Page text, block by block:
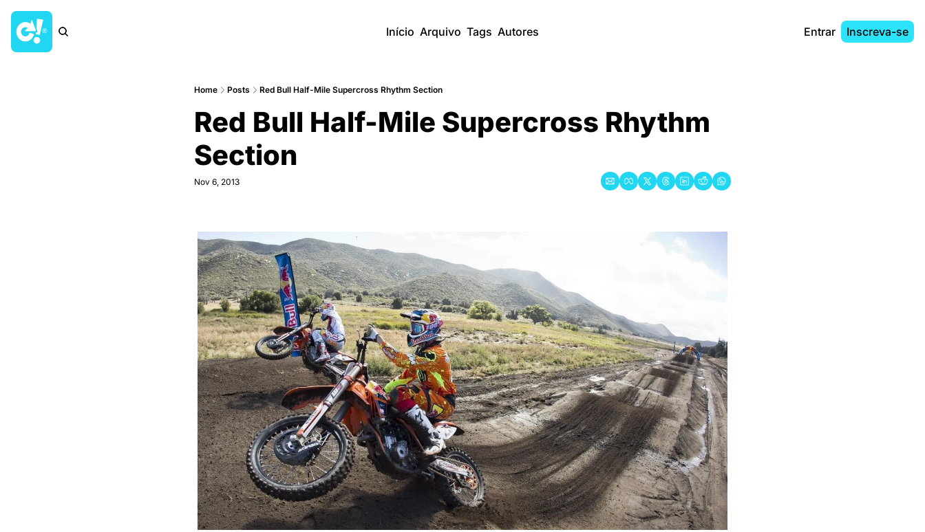
Início Arquivo Tags Autores Entrar Inscreva-se
Home Posts Red Bull Half-Mile Supercross Rhythm Section
Red Bull Half-Mile Supercross Rhythm
Section
Nov 6, 2013